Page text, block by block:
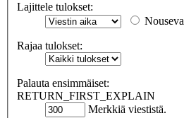
Lajittele tulokset:
Nouseva
Rajaa tulokset:
Palauta ensimmäiset:
RETURN_FIRST_EXPLAIN
Merkkiä viestistä.